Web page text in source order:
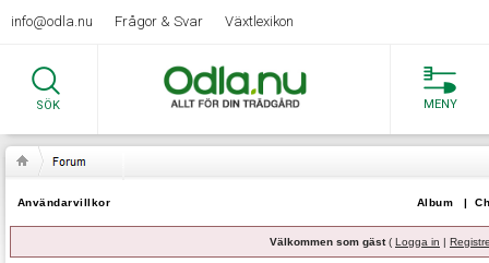
info@odla.nu Frågor & Svar Växtlexikon
SÖK MENY
Användarvillkor Album |
Välkommen som gäst( Logga in |